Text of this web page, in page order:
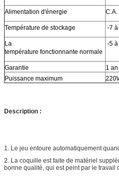
Alimentation d'énergie C.A.
Température de stockage -7
La
température fonctionnante normale
-5
Garantie
1 an
Puissance maximum
Description :
1. Le jeu entoure automatiquement
2. La coquille est faite de matériel
bonne qualité, qui est peint par le travail